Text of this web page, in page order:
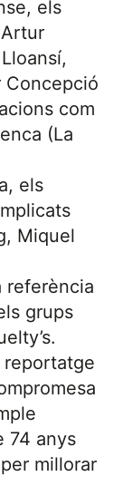
els
Concepció
com
(La
els
Miquel
referència
grups
reportatge
74 anys
millorar